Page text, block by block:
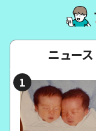
ニュース